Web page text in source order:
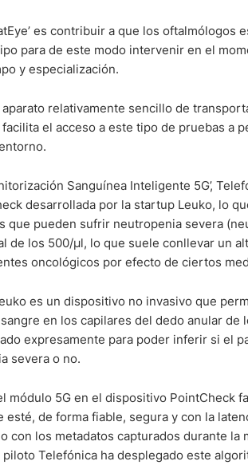
es contribuir a que los
para de este modo intervenir en el
y especialización.
relativamente sencillo de
facilita el acceso a este tipo de pruebas
Sanguínea Inteligente 5G’,
desarrollada por la startup Leuko, lo
que pueden sufrir neutropenia severa
de los 500/µl, lo que suele conllevar un
oncológicos por efecto de ciertos
es un dispositivo no invasivo que
en los capilares del dedo anular de
expresamente para poder inferir si el
severa o no.
módulo 5G en el dispositivo PointCheck
esté, de forma fiable, segura y con la
con los metadatos capturados durante la
piloto Telefónica ha desplegado este